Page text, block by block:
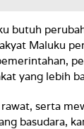
butuh
Maluku
yang lebih
serta
basudara,